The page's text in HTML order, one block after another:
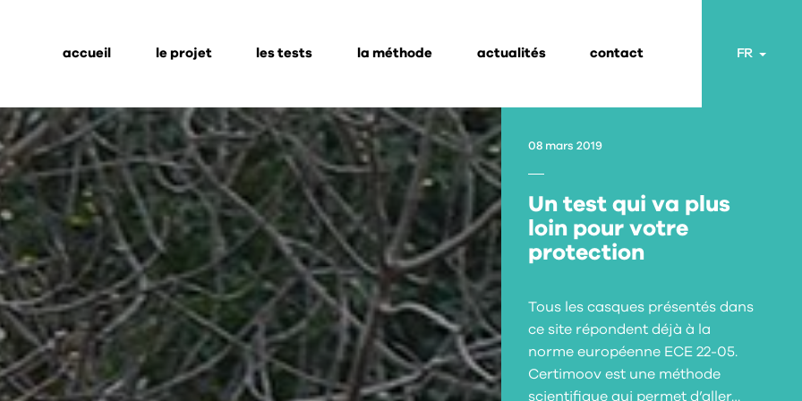
accueil le projet les tests la méthode actualités contact FR
08 mars 2019
Un test qui va plus
loin pour votre
protection
Tous les casques présentés dans
ce site répondent déjà à la
norme européenne ECE 22-05.
Certimoov est une méthode
scientifique qui permet d’aller…